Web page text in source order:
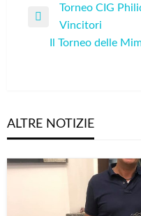
Navigazione
articoli
Previous
Torneo CIG
Vincitori
Il Torneo delle
ALTRE NOTIZIE